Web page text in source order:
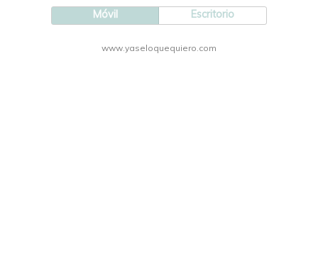
Móvil Escritorio
www.yaseloquequiero.com